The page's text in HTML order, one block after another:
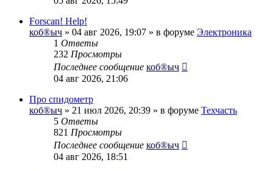
Forscan! Help!
коб®ыч » 04 авг 2026, 19:07 » в форуме Электроника
1 Ответы
232 Просмотры
Последнее сообщение коб®ыч
04 авг 2026, 21:06
Про спидометр
коб®ыч » 21 июл 2026, 20:39 » в форуме Техчасть
5 Ответы
821 Просмотры
Последнее сообщение коб®ыч
04 авг 2026, 18:51